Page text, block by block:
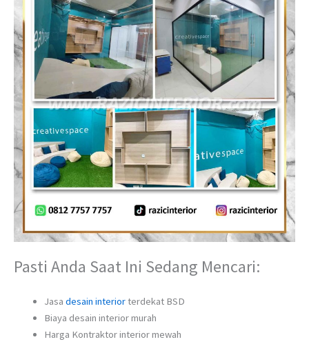
Pasti Anda Saat Ini Sedang Mencari:
Jasa desain interiorterdekat BSD
Biaya desain interior murah
Harga Kontraktor interior mewah